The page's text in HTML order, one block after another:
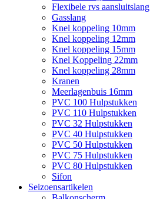
Flexibele rvs aansluitslang
Gasslang
Knel koppeling 10mm
Knel koppeling 12mm
Knel koppeling 15mm
Knel Koppeling 22mm
Knel koppeling 28mm
Kranen
Meerlagenbuis 16mm
PVC 100 Hulpstukken
PVC 110 Hulpstukken
PVC 32 Hulpstukken
PVC 40 Hulpstukken
PVC 50 Hulpstukken
PVC 75 Hulpstukken
PVC 80 Hulpstukken
Sifon
Seizoensartikelen